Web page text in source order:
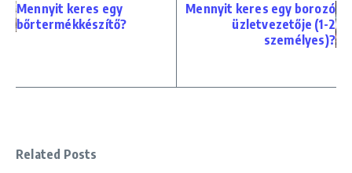
Mennyit keres egy
bőrtermékkészítő?
Mennyit keres egy borozó
üzletvezetője (1-2
személyes)?
Related Posts